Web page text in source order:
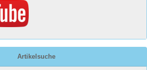
Artikelsuche